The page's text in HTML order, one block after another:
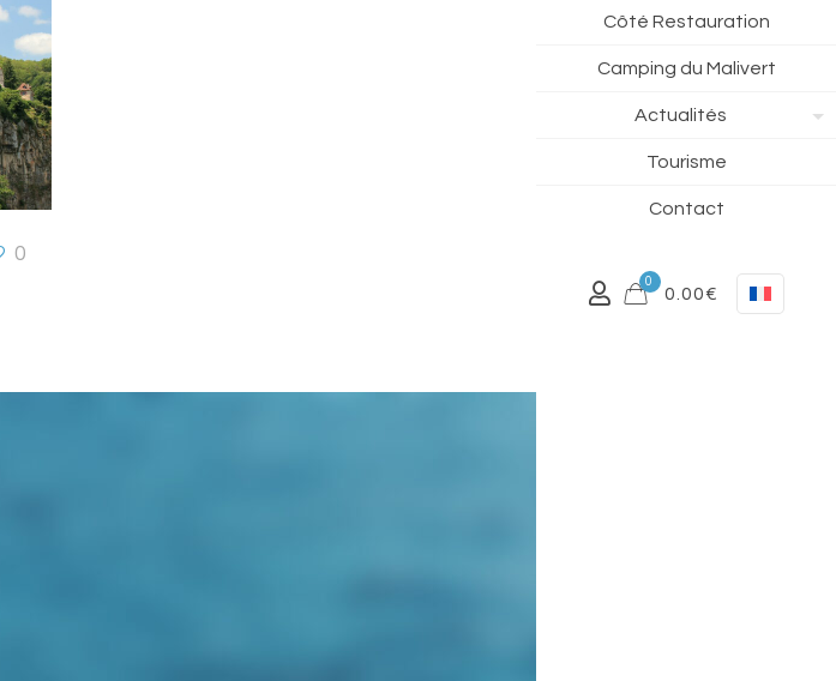
Côté Restauration
Camping du Malivert
Actualités
Tourisme
Contact
0
0.00€
0